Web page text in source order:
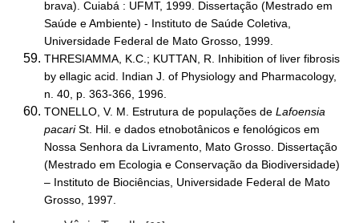
brava). Cuiabá : UFMT, 1999. Dissertação (Mestrado em
Saúde e Ambiente) - Instituto de Saúde Coletiva,
Universidade Federal de Mato Grosso, 1999.
THRESIAMMA, K.C.; KUTTAN, R. Inhibition of liver fibrosis
by ellagic acid. Indian J. of Physiology and Pharmacology,
n. 40, p. 363-366, 1996.
TONELLO, V. M. Estrutura de populações de Lafoensia
pacariSt. Hil. e dados etnobotânicos e fenológicos em
Nossa Senhora da Livramento, Mato Grosso. Dissertação
(Mestrado em Ecologia e Conservação da Biodiversidade)
– Instituto de Biociências, Universidade Federal de Mato
Grosso, 1997.